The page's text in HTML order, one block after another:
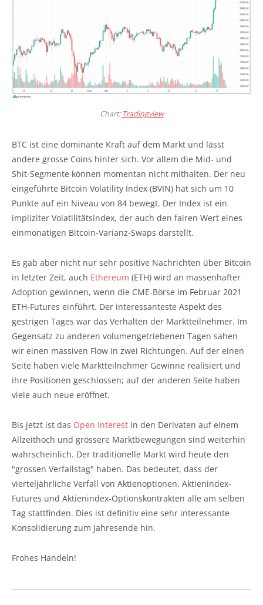
Chart: Tradingview
BTC ist eine dominante Kraft auf dem Markt und lässt
andere grosse Coins hinter sich. Vor allem die Mid- und
Shit-Segmente können momentan nicht mithalten. Der neu
eingeführte Bitcoin Volatility Index (BVIN) hat sich um 10
Punkte auf ein Niveau von 84 bewegt. Der Index ist ein
impliziter Volatilitätsindex, der auch den fairen Wert eines
einmonatigen Bitcoin-Varianz-Swaps darstellt.
Es gab aber nicht nur sehr positive Nachrichten über Bitcoin
in letzter Zeit, auch Ethereum (ETH) wird an massenhafter
Adoption gewinnen, wenn die CME-Börse im Februar 2021
ETH-Futures einführt. Der interessanteste Aspekt des
gestrigen Tages war das Verhalten der Marktteilnehmer. Im
Gegensatz zu anderen volumengetriebenen Tagen sahen
wir einen massiven Flow in zwei Richtungen. Auf der einen
Seite haben viele Marktteilnehmer Gewinne realisiert und
ihre Positionen geschlossen; auf der anderen Seite haben
viele auch neue eröffnet.
Bis jetzt ist das Open Interest in den Derivaten auf einem
Allzeithoch und grössere Marktbewegungen sind weiterhin
wahrscheinlich. Der traditionelle Markt wird heute den
"grossen Verfallstag" haben. Das bedeutet, dass der
vierteljährliche Verfall von Aktienoptionen, Aktienindex-
Futures und Aktienindex-Optionskontrakten alle am selben
Tag stattfinden. Dies ist definitiv eine sehr interessante
Konsolidierung zum Jahresende hin.
Frohes Handeln!